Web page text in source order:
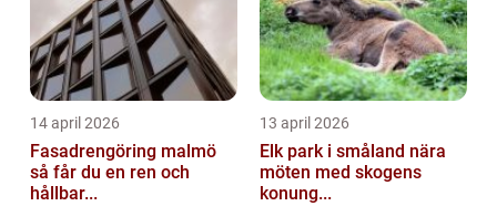
14 april 2026
Fasadrengöring malmö
så får du en ren och
hållbar...
13 april 2026
Elk park i småland nära
möten med skogens
konung...